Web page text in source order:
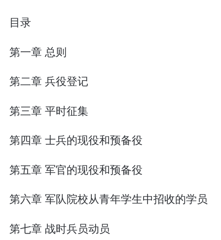
目录
第一章 总则
第二章 兵役登记
第三章 平时征集
第四章 士兵的现役和预备役
第五章 军官的现役和预备役
第六章 军队院校从青年学生中招收的学员
第七章 战时兵员动员